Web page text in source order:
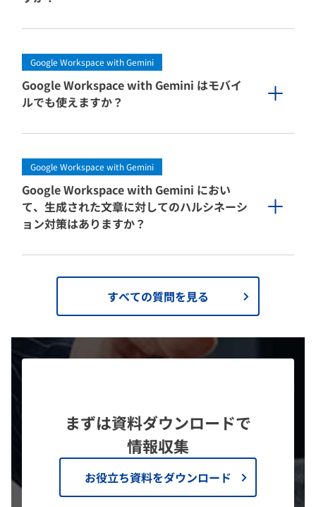
Google Workspace with Gemini
Google Workspace with Gemini はモバイ
ルでも使えますか？
Google Workspace with Gemini
Google Workspace with Gemini におい
て、生成された文章に対してのハルシネーシ
ョン対策はありますか？
すべての質問を見る
まずは資料ダウンロードで
情報収集
お役立ち資料をダウンロード